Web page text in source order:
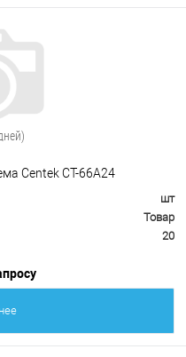
Centek CT-66A24
шт
Товар
20